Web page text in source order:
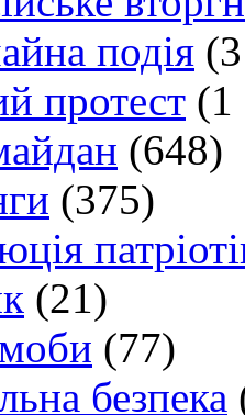
подія
протест (1
(648)
(375)
(21)
(77)
безпека